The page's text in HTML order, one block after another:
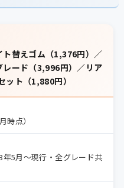
替えゴム（1,376円）／
ード（3,996円）／リア
ト（1,880円）
時点）
5月〜現行・全グレード共